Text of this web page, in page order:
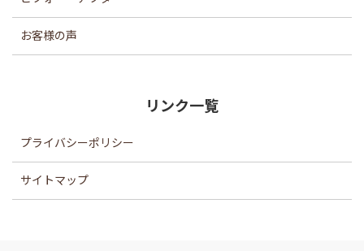
お客様の声
リンク一覧
プライバシーポリシー
サイトマップ